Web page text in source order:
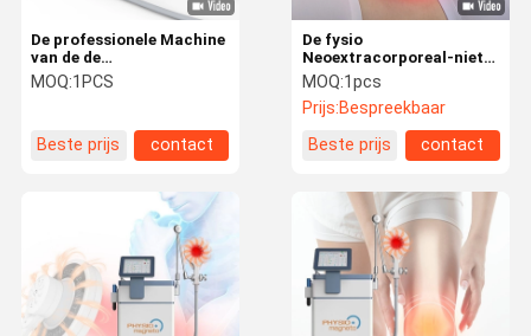
De fysio
Neoextracorporeal-niet
Invasieve Machine van de
Magneetontstekingstherapie
MOQ:1pcs
Prijs:Bespreekbaar
Beste prijs
contact
De professionele Machine
van de de
Magneetontstekingstherapie
van de Rugpijnhulp met
MOQ:1PCS
Beste prijs contact